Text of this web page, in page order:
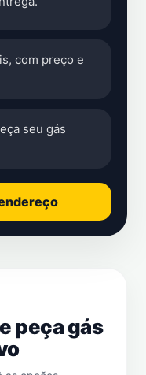
com preço e
seu gás
peça gás